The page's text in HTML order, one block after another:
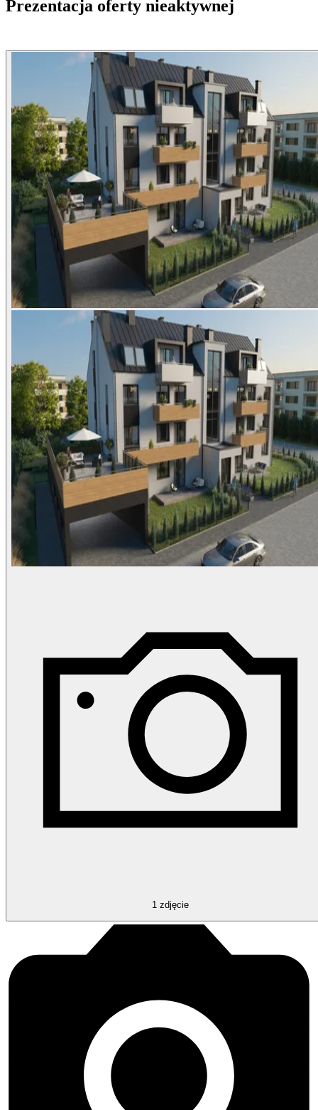
Prezentacja oferty nieaktywnej
1 zdjęcie